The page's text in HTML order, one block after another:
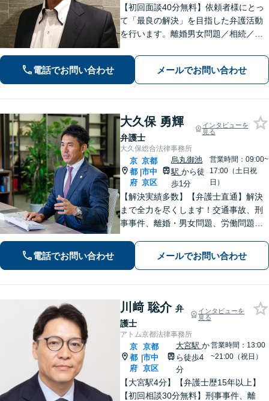
【初回面談40分無料】依頼者様にとっ
て「最良の解決」を目指した弁護活動
を行います。離婚男女問題／相続／不
に対応しています【丸太町駅5分】
電話でお問い合わせ メールでお問い合わせ
大久保 勇輝
弁護士
インタビューを
見る
大久保総合法律事務所
京
都
府
|
京都
市中
京区
烏丸御池
駅から徒
歩1分
営業時間：09:00~
17:00（土日祝
日）
【解決実績多数】【弁護士直通】解決
まで全力を尽くします！交通事故、刑
事事件、離婚・男女問題、労働問題、
てはお任せください。【子連れ対応
可】【土日夜間対応】
電話でお問い合わせ メールでお問い合わせ
川﨑 聡介 弁
護士
インタビューを
見る
アトム京都法律事務所
京
都
府
|
京都
市中
京区
大宮駅 か
ら徒歩4
分
営業時間：13:00
~21:00（祝日）
【大宮駅4分】【弁護士歴15年以上】
【初回相談30分無料】刑事事件、離